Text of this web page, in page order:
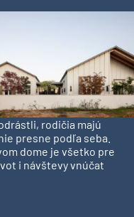
rodičia majú
presne podľa seba.
dome je všetko pre
i návštevy vnúčat